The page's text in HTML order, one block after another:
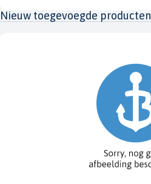
Nieuw toegevoegde producten